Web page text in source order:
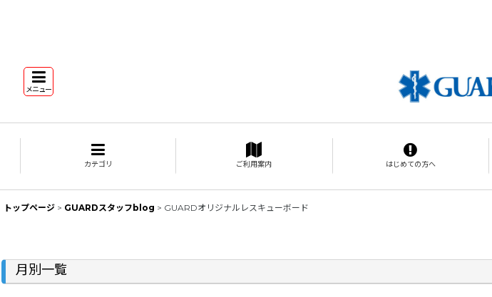
メニュー
カテゴリ ご利用案内 はじめての方へ
トップページ > GUARDスタッフblog > GUARDオリジナルレスキューボード
月別一覧